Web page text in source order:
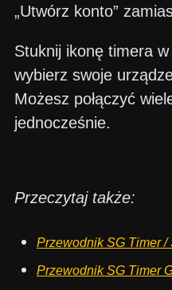
„Utwórz konto”
Stuknij ikonę timera
wybierz swoje
Możesz połączyć
jednocześnie.
Przeczytaj także:
Przewodnik SG Timer /
Przewodnik SG Timer